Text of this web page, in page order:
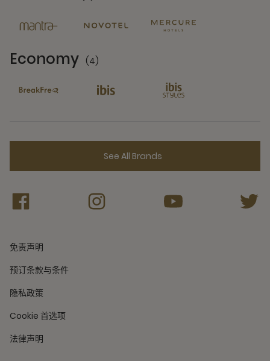
Economy (4)
See All Brands
免责声明
预订条款与条件
隐私政策
Cookie 首选项
法律声明